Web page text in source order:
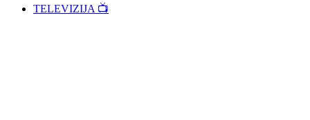
TELEVIZIJA 📺